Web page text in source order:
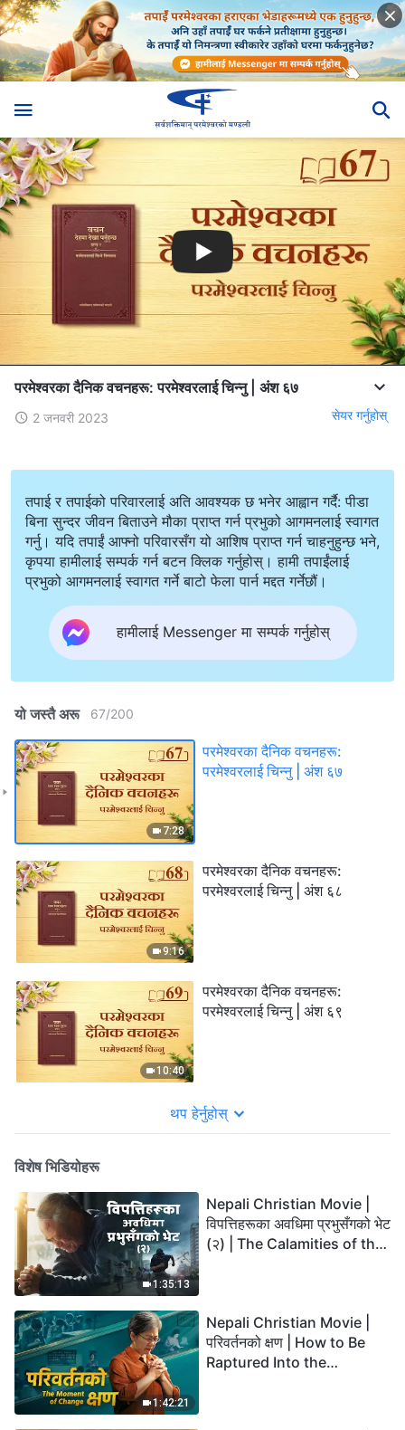
परमेश्‍वरका दैनिक वचनहरू: परमेश्‍वरलाई चिन्‍नु | अंश ६७
2 जनवरी 2023 सेयर गर्नुहोस्
तपाई र तपाईको परिवारलाई अति आवश्यक छ भनेर आह्वान गर्दै: पीडा
बिना सुन्दर जीवन बिताउने मौका प्राप्त गर्न प्रभुको आगमनलाई स्वागत
गर्नु। यदि तपाईं आफ्नो परिवारसँग यो आशिष प्राप्त गर्न चाहनुहुन्छ भने,
कृपया हामीलाई सम्पर्क गर्न बटन क्लिक गर्नुहोस्। हामी तपाईंलाई
प्रभुको आगमनलाई स्वागत गर्ने बाटो फेला पार्न मद्दत गर्नेछौं।
हामीलाई Messenger मा सम्पर्क गर्नुहोस्
यो जस्तै अरू 67/200
7:28
परमेश्‍वरका दैनिक वचनहरू:
परमेश्‍वरलाई चिन्‍नु | अंश ६७
9:16
परमेश्‍वरका दैनिक वचनहरू:
परमेश्‍वरलाई चिन्‍नु | अंश ६८
10:40
परमेश्‍वरका दैनिक वचनहरू:
परमेश्‍वरलाई चिन्‍नु | अंश ६९
थप हेर्नुहोस्
विशेष भिडियोहरू
1:35:13
Nepali Christian Movie |
विपत्तिहरूका अवधिमा प्रभुसँगको भेट
(२) | The Calamities of the
1:42:21
Nepali Christian Movie |
परिवर्तनको क्षण | How to Be
Raptured Into the